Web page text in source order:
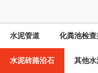
水泥管道 化粪池检查
水泥砖路沿石 其他